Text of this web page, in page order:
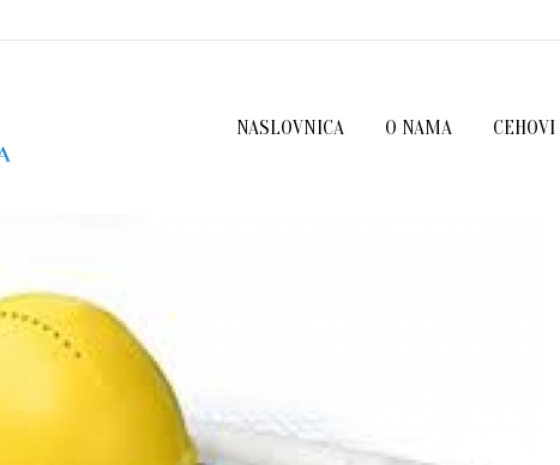
NASLOVNICA O NAMA